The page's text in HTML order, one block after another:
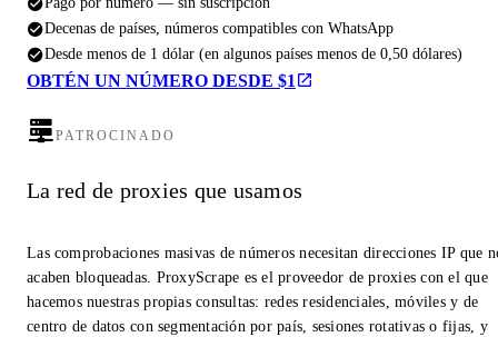
Decenas de países, números compatibles con WhatsApp
Desde menos de 1 dólar (en algunos países menos de 0,50 dólares)
OBTÉN UN NÚMERO DESDE $1
PATROCINADO
La red de proxies que usamos
Las comprobaciones masivas de números necesitan direcciones IP que
acaben bloqueadas. ProxyScrape es el proveedor de proxies con el que
hacemos nuestras propias consultas: redes residenciales, móviles y de
centro de datos con segmentación por país, sesiones rotativas o fijas, y